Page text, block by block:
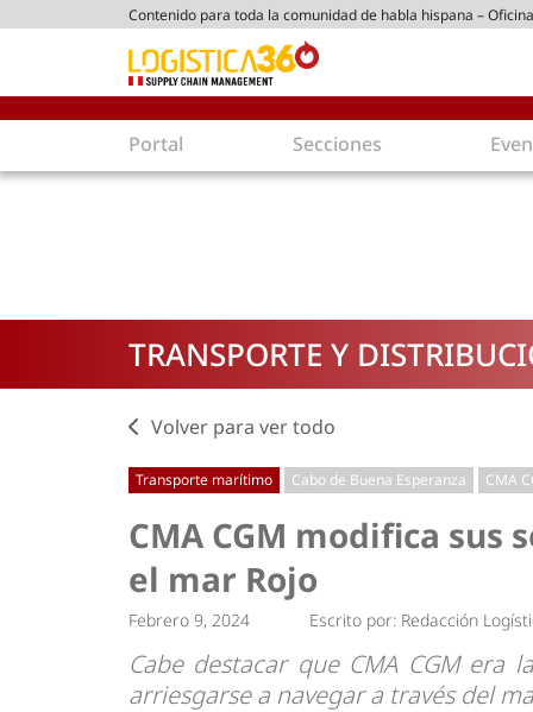
Contenido para toda la comunidad de habla hispana –
Portal Secciones
Comercio Exterior
Agentes de carga
Customer Experience
Tecnologías
Tendencias
Estrategias
TRANSPORTE Y
Volver para ver todo
Transporte marítimo Cabo de Buena Esperanza CMA
CMA CGM modifica
el mar Rojo
Febrero 9, 2024 Escrito por:Redacción
Cabe destacar que CMA CGM era
arriesgarse a navegar a través del